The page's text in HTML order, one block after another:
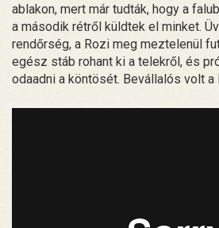
ablakon, mert már tudták, hogy a
a második rétről küldtek el minket.
rendőrség, a Rozi meg meztelenül
egész stáb rohant ki a telekről, és
odaadni a köntösét. Bevállalós volt a